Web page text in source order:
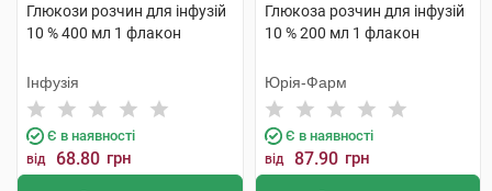
Глюкози розчин для інфузій
10 % 400 мл 1 флакон
Інфузія
Є в наявності
від 68.80 грн
Глюкоза розчин для інфузій
10 % 200 мл 1 флакон
Юрія-Фарм
Є в наявності
від 87.90 грн